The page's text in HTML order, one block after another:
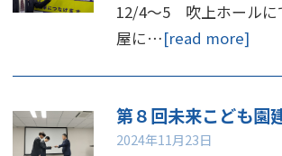
12/4～5 吹上ホールに
屋に…[read more]
2024年11月23日